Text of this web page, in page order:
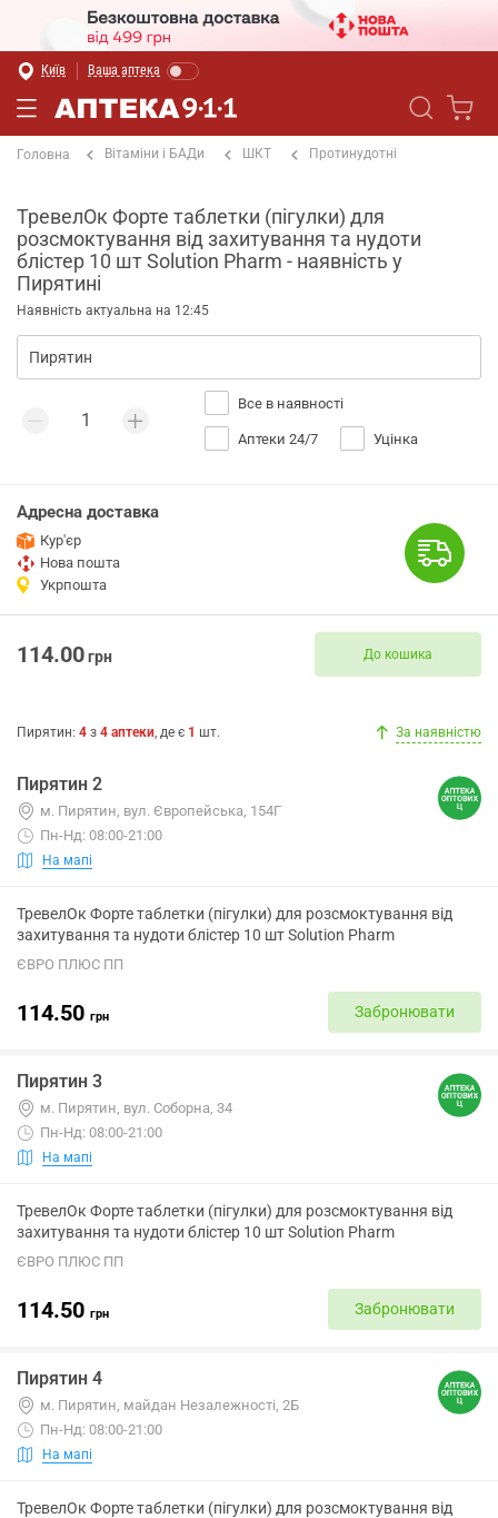
Київ Ваша аптека
Головна Вітаміни і БАДи ШКТ Протинудотні
ТревелОк Форте таблетки (пігулки) для
розсмоктування від захитування та нудоти
блістер 10 шт Solution Pharm - наявність у
Пирятині
Наявність актуальна на 12:45
Все в наявності
Аптеки 24/7 Уцінка
Адресна доставка
Кур'єр
Нова пошта
Укрпошта
114.00грн До кошика
Пирятин: 4 з 4 аптеки, де є 1 шт. За наявністю
Пирятин 2
м. Пирятин, вул. Європейська, 154Г
Пн-Нд: 08:00-21:00
На мапі
ТревелОк Форте таблетки (пігулки) для розсмоктування від
захитування та нудоти блістер 10 шт Solution Pharm
ЄВРО ПЛЮС ПП
114.50 грн Забронювати
Пирятин 3
м. Пирятин, вул. Соборна, 34
Пн-Нд: 08:00-21:00
На мапі
ТревелОк Форте таблетки (пігулки) для розсмоктування від
захитування та нудоти блістер 10 шт Solution Pharm
ЄВРО ПЛЮС ПП
114.50 грн Забронювати
Пирятин 4
м. Пирятин, майдан Незалежності, 2Б
Пн-Нд: 08:00-21:00
На мапі
ТревелОк Форте таблетки (пігулки) для розсмоктування від